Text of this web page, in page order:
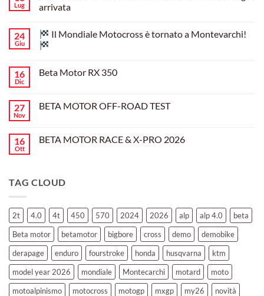
Lug
arrivata
su
TM
EN
2026:
è
arrivata
24
Giu
Il Mondiale Motocross è tornato a Montevarchi!
su
Motocross
è
16
Dic
Beta Motor RX 350
Beta
27
Nov
BETA MOTOR OFF-ROAD TEST
BETA
16
Ott
BETA MOTOR RACE & X-PRO 2026
MOTOR
PRO
2026
TAG CLOUD
2t 4.0 4t 450 570 2024 2026 alp alp 4.0
beta
Beta motor
betamotor bigbore cross demo
demobike
derapage
enduro fourstroke honda husqvarna
ktm
model year 2026
mondiale Montecarchi motard
moto
motoalpinismo
motocross motogp mxgp my26
novità